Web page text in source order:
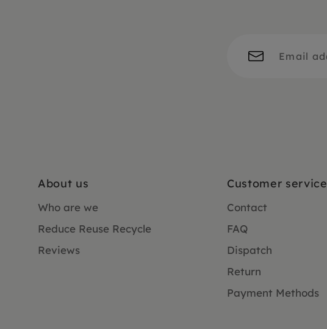
About us
Who are we
Reduce Reuse Recycle
Reviews
Customer service
Contact
FAQ
Dispatch
Return
Payment Methods